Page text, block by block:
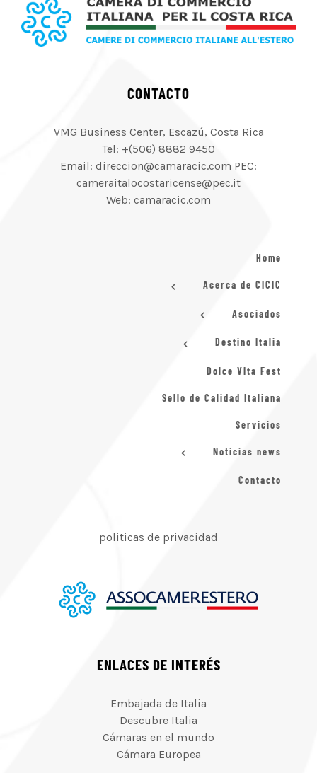
CONTACTO
VMG Business Center, Escazú, Costa Rica
Tel: +(506) 8882 9450
Email: direccion@camaracic.com PEC:
cameraitalocostaricense@pec.it
Web: camaracic.com
Home
Acerca de CICIC
Asociados
Destino Italia
Dolce VIta Fest
Sello de Calidad Italiana
Servicios
Noticias news
Contacto
politicas de privacidad
ENLACES DE INTERÉS
Embajada de Italia
Descubre Italia
Cámaras en el mundo
Cámara Europea